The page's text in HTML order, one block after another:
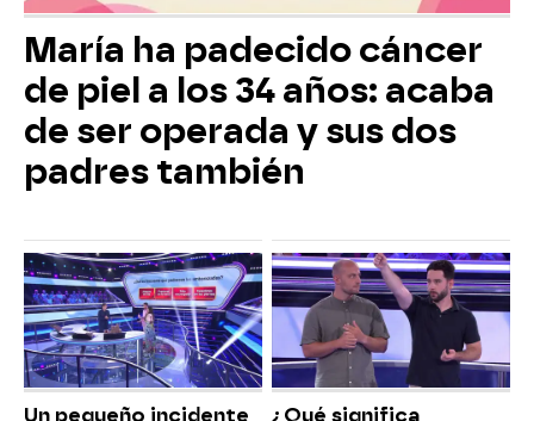
María ha padecido cáncer
de piel a los 34 años: acaba
de ser operada y sus dos
padres también
Un pequeño incidente ¿Qué significa